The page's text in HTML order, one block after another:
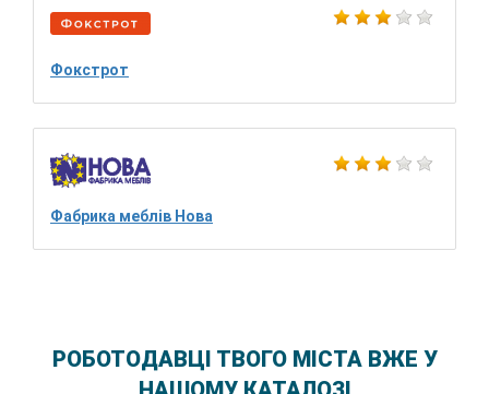
Фокстрот
Фабрика меблів Нова
РОБОТОДАВЦІ ТВОГО МІСТА ВЖЕ У